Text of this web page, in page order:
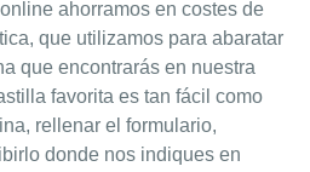
ahorramos en costes de
que utilizamos para abaratar
que encontrarás en nuestra
favorita es tan fácil como
rellenar el formulario,
donde nos indiques en